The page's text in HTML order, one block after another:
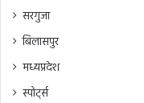
सरगुजा
बिलासपुर
मध्यप्रदेश
स्पोर्ट्स